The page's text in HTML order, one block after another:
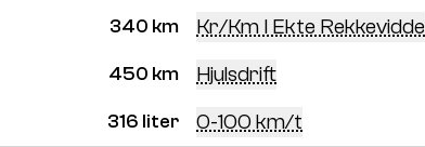
340 km Kr/km I Ekte Rekkevidde
450 km Hjulsdrift
316 liter 0-100 km/t